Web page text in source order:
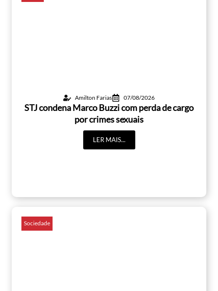
Amilton Farias 07/08/2026
STJ condena Marco Buzzi com perda de cargo
por crimes sexuais
LER MAIS...
Sociedade